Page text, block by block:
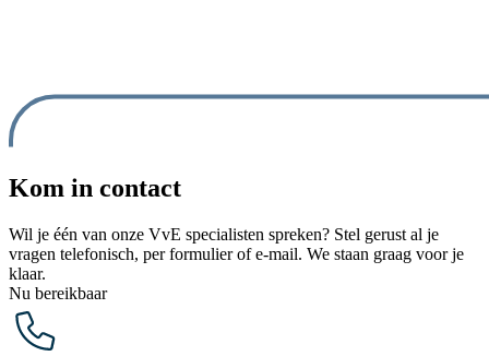
Kom in contact
Wil je één van onze VvE specialisten spreken? Stel gerust al je
vragen telefonisch, per formulier of e-mail. We staan graag voor je
klaar.
Nu bereikbaar